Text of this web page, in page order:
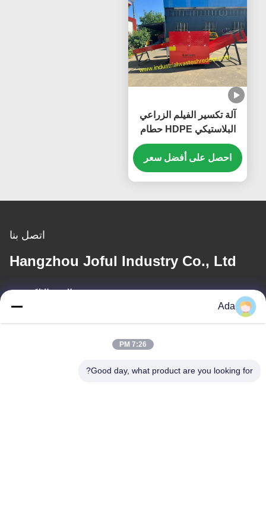
آلة تكسير الفيلم الزراعي
البلاستيكي HDPE حطام
الفيلم الدفيئة قدرات مختلفة
متاحة
احصل على أفضل سعر
اتصل بنا
Hangzhou Joful Industry Co., Ltd
البريد الإلكتروني
Ada
7:26 PM
Good day, what product are you looking for?